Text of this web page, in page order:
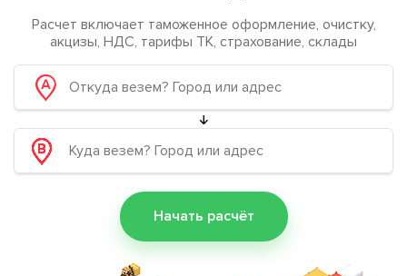
Расчет включает таможенное оформление, очистку,
акцизы, НДС, тарифы ТК, страхование, склады
Начать расчёт